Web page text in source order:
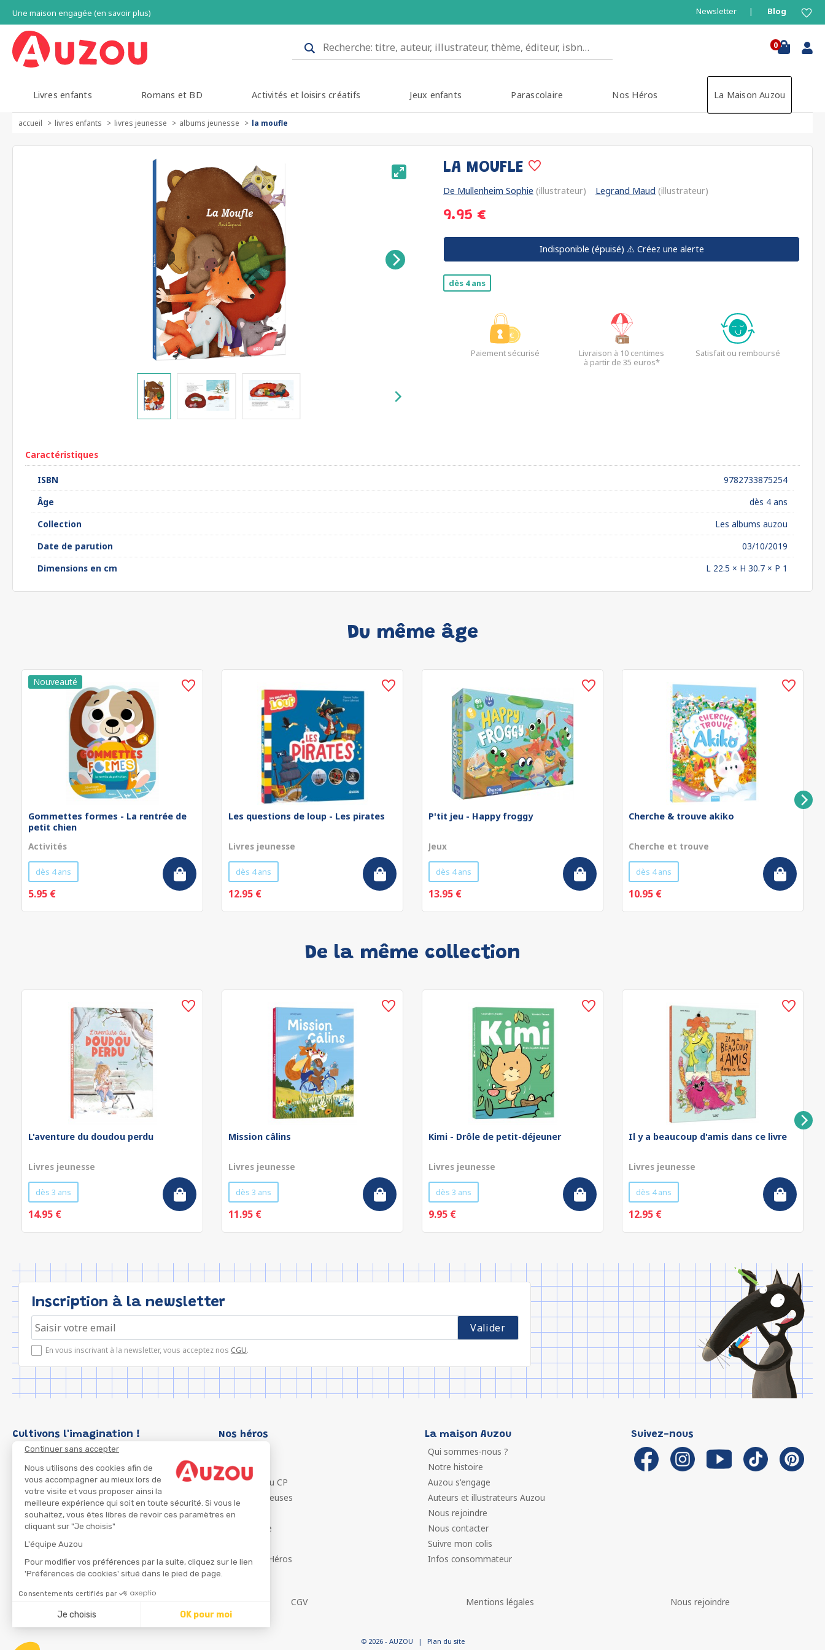
Continuer sans accepter
Nous utilisons des cookies afin de
vous accompagner au mieux lors de
votre visite et vous proposer ainsi la
meilleure expérience qui soit en toute sécurité. Si vous le
souhaitez, vous êtes libres de revoir ces paramètres en
cliquant sur "Je choisis"
L'équipe Auzou
Pour modifier vos préférences par la suite, cliquez sur le lien
'Préférences de cookies' situé dans le pied de page.
Consentements certifiés par
Je choisis OK pour moi
Une maison engagée (en savoir plus) Newsletter Blog
0
Livres enfants Romans et BD Activités et loisirs créatifs Jeux enfants Parascolaire Nos Héros La Maison Auzou
accueil livres enfants livres jeunesse albums jeunesse la moufle
LA MOUFLE
De Mullenheim Sophie (illustrateur) Legrand Maud (illustrateur)
9.95 €
Indisponible (épuisé) ⚠️ Créez une alerte
dès 4 ans
Paiement sécurisé
Livraison à 10 centimes
à partir de 35 euros*
Satisfait ou remboursé
Caractéristiques
ISBN
9782733875254
Âge
dès 4 ans
Collection
Les albums auzou
Date de parution
03/10/2019
Dimensions en cm
L 22.5 × H 30.7 × P 1
Du même âge
Gommettes formes - La rentrée de
petit chien
Activités
dès 4 ans
5.95 €
Les questions de loup - Les pirates
Livres jeunesse
dès 4 ans
12.95 €
P'tit jeu - Happy froggy
Jeux
dès 4 ans
13.95 €
Cherche & trouve akiko
Cherche et trouve
dès 4 ans
10.95 €
De la même collection
L'aventure du doudou perdu
Livres jeunesse
dès 3 ans
14.95 €
Mission câlins
Livres jeunesse
dès 3 ans
11.95 €
Kimi - Drôle de petit-déjeuner
Livres jeunesse
dès 3 ans
9.95 €
Il y a beaucoup d'amis dans ce livre
Livres jeunesse
dès 4 ans
12.95 €
Inscription à la newsletter
En vous inscrivant à la newsletter, vous acceptez nos CGU.
Cultivons l'imagination ! Nos héros
P'tit Loup
Les Héros du CP
Les Influenceuses
Migali
Petite Taupe
Ma Boîte à Héros
La maison Auzou
Qui sommes-nous ?
Notre histoire
Auzou s'engage
Auteurs et illustrateurs Auzou
Nous rejoindre
Nous contacter
Suivre mon colis
Infos consommateur
Suivez-nous
CGV Mentions légales Nous rejoindre
© 2026 - AUZOU | Plan du site